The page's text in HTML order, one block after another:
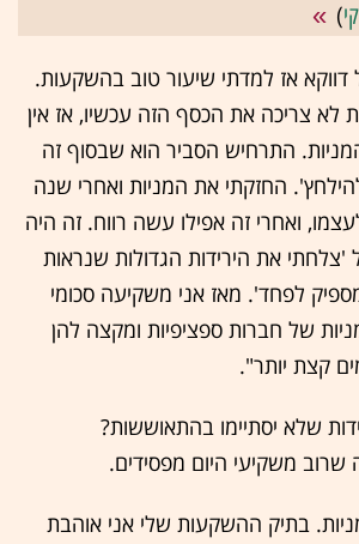
)
אז למדתי שיעור טוב בהשקעות.
לא צריכה את הכסף הזה עכשיו, אז אין
התרחיש הסביר הוא שבסוף זה
החזקתי את המניות ואחרי שנה
ואחרי זה אפילו עשה רווח. זה היה
מספר 1 של 'צלחתי את הירידות הגדולות שנראות
לפחד'. מאז אני משקיעה סכומי
של חברות ספציפיות ומקצה להן
שלא יסתיימו בהתאוששות?
משקיעי היום מפסידים.
בתיק ההשקעות שלי אני אוהבת